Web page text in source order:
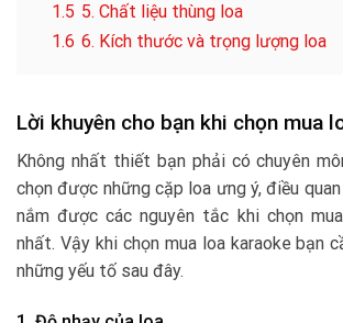
1.5 5. Chất liệu thùng loa
1.6 6. Kích thước và trọng lượng loa
Lời khuyên cho bạn khi chọn mua
Không nhất thiết bạn phải có chuyên
chọn được những cặp loa ưng ý, điều
nắm được các nguyên tắc khi chọn
nhất. Vậy khi chọn mua loa karaoke bạn
những yếu tố sau đây.